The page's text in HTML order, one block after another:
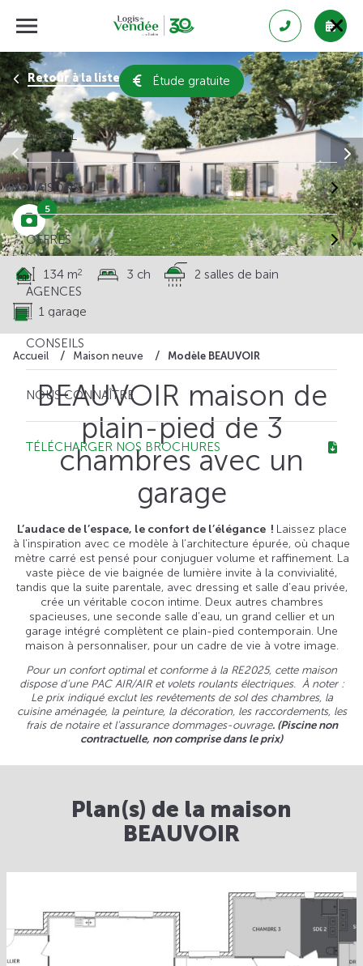
Étude gratuite
ACCUEIL
MAISONS
OFFRES
AGENCES
CONSEILS
NOUS CONNAÎTRE
TÉLÉCHARGER NOS BROCHURES
Accueil Maison neuve Modèle BEAUVOIR
BEAUVOIR maison de
plain-pied de 3
chambres avec un
garage
L’audace de l’espace, le confort de l’élégance ! Laissez place
à l’inspiration avec ce modèle à l’architecture épurée, où chaque
mètre carré est pensé pour conjuguer volume et raffinement. La
vaste pièce de vie baignée de lumière invite à la convivialité,
tandis que la suite parentale, avec dressing et salle d’eau privée,
crée un véritable cocon intime. Deux autres chambres
spacieuses, une seconde salle d’eau, un grand cellier et un
garage intégré complètent ce plain-pied contemporain. Une
maison à personnaliser, pour un cadre de vie à votre image.
Pour un confort optimal et conforme à la RE2025, cette maison
dispose d’une PAC AIR/AIR et volets roulants électriques.
À noter :
Le prix indiqué exclut les revêtements de sol des chambres, la
cuisine aménagée, la peinture, la décoration, les raccordements, les
frais de notaire et l’assurance dommages-ouvrage. (Piscine non
contractuelle, non comprise dans le prix)
Retour à la liste des résultats
5
134 m2 3 ch 2 salles de bain
1 garage
Plan(s) de la maison
BEAUVOIR